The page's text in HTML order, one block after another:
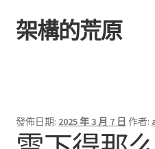
跳
至
跳
至
架構的荒原
發佈日期: 2025 年 3 月 7 日 作者: